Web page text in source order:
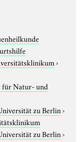
›
für Natur- und
zu Berlin›
zu Berlin›